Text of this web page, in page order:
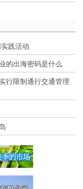
践活动
的出海密码是什么
行限制通行交通管理